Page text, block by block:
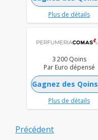
Plus de détails
3 200 Qoins
Par Euro dépensé
Gagnez des Qoins
Plus de détails
Précédent